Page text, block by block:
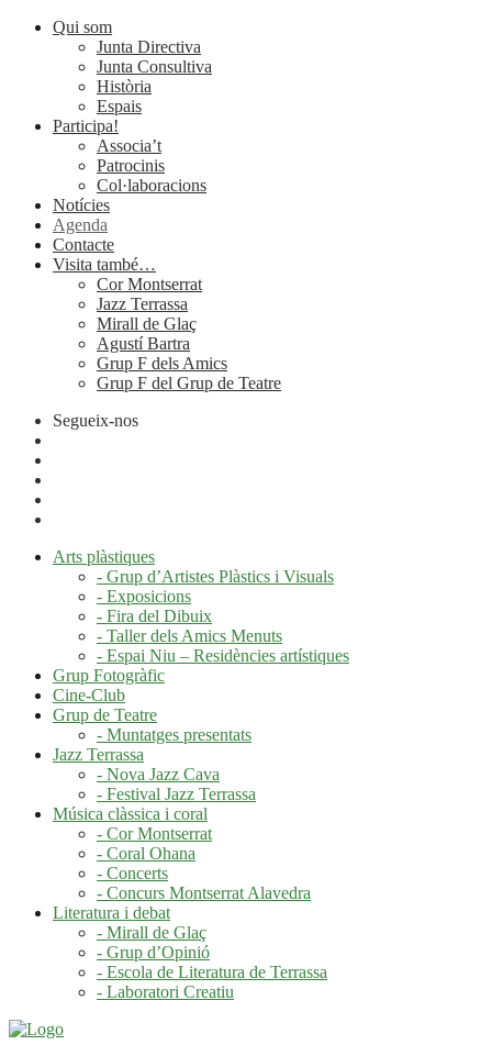
Qui som
Junta Directiva
Junta Consultiva
Història
Espais
Participa!
Associa’t
Patrocinis
Col·laboracions
Notícies
Agenda
Contacte
Visita també…
Cor Montserrat
Jazz Terrassa
Mirall de Glaç
Agustí Bartra
Grup F dels Amics
Grup F del Grup de Teatre
Segueix-nos
Arts plàstiques
- Grup d’Artistes Plàstics i Visuals
- Exposicions
- Fira del Dibuix
- Taller dels Amics Menuts
- Espai Niu – Residències artístiques
Grup Fotogràfic
Cine-Club
Grup de Teatre
- Muntatges presentats
Jazz Terrassa
- Nova Jazz Cava
- Festival Jazz Terrassa
Música clàssica i coral
- Cor Montserrat
- Coral Ohana
- Concerts
- Concurs Montserrat Alavedra
Literatura i debat
- Mirall de Glaç
- Grup d’Opinió
- Escola de Literatura de Terrassa
- Laboratori Creatiu